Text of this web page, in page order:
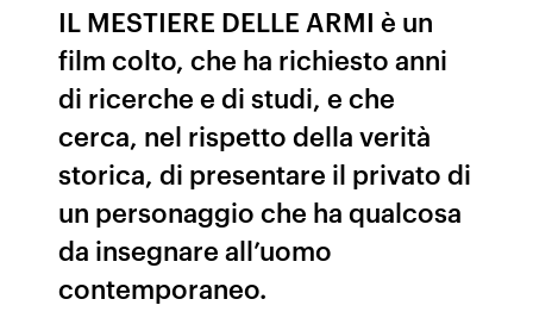
IL MESTIERE DELLE ARMI è un
film colto, che ha richiesto anni
di ricerche e di studi, e che
cerca, nel rispetto della verità
storica, di presentare il privato di
un personaggio che ha qualcosa
da insegnare all’uomo
contemporaneo.